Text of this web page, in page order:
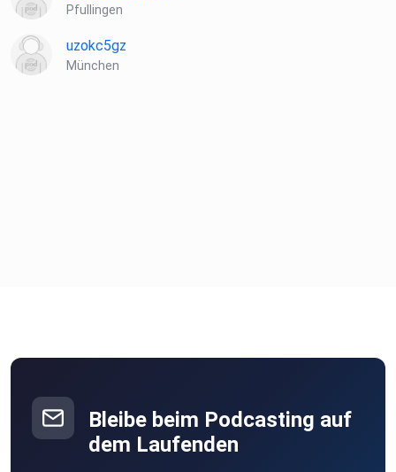
Pfullingen
uzokc5gz
München
Bleibe beim Podcasting auf
dem Laufenden